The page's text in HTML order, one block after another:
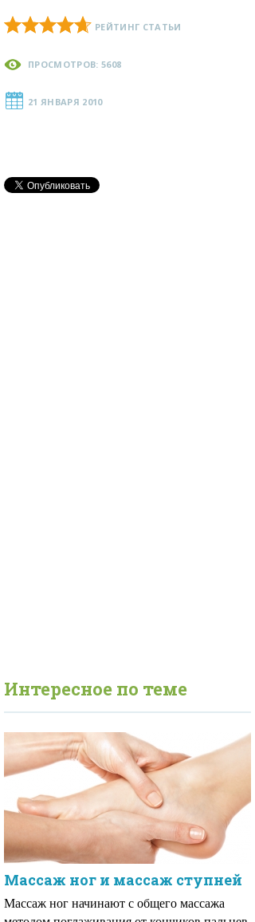
РЕЙТИНГ СТАТЬИ
ПРОСМОТРОВ: 5608
21 ЯНВАРЯ 2010
Интересное по теме
Массаж ног и массаж ступней
Массаж ног начинают с общего массажа